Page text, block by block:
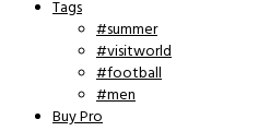
Tags
#summer
#visitworld
#football
#men
Buy Pro